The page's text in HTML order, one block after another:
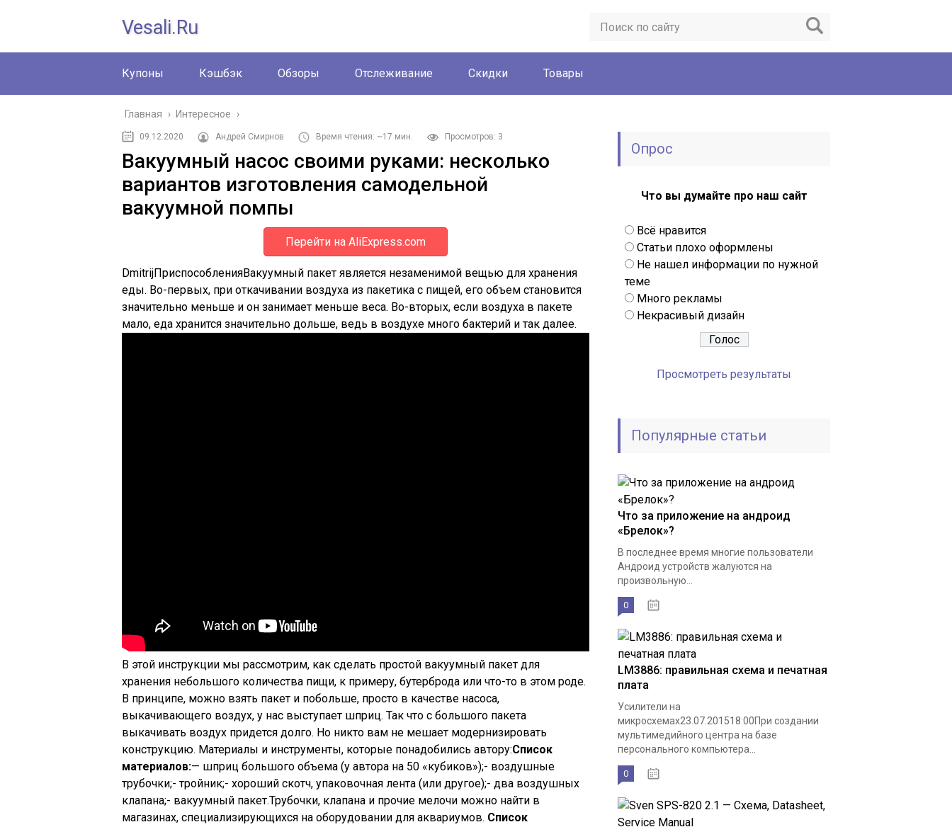
Vesali.ru
Купоны Кэшбэк Обзоры Отслеживание Скидки Товары
Главная › Интересное ›
09.12.2020 Андрей Смирнов Время чтения: ~17 мин. Просмотров: 3
Вакуумный насос своими руками: несколько
вариантов изготовления самодельной
вакуумной помпы
Перейти на AliExpress.com
DmitrijПриспособленияВакуумный пакет является незаменимой вещью для хранения
еды. Во-первых, при откачивании воздуха из пакетика с пищей, его объем становится
значительно меньше и он занимает меньше веса. Во-вторых, если воздуха в пакете
мало, еда хранится значительно дольше, ведь в воздухе много бактерий и так далее.
В этой инструкции мы рассмотрим, как сделать простой вакуумный пакет для
хранения небольшого количества пищи, к примеру, бутерброда или что-то в этом роде.
В принципе, можно взять пакет и побольше, просто в качестве насоса,
выкачивающего воздух, у нас выступает шприц. Так что с большого пакета
выкачивать воздух придется долго. Но никто вам не мешает модернизировать
конструкцию. Материалы и инструменты, которые понадобились автору:Список
материалов:— шприц большого объема (у автора на 50 «кубиков»);- воздушные
трубочки;- тройник;- хороший скотч, упаковочная лента (или другое);- два воздушных
клапана;- вакуумный пакет.Трубочки, клапана и прочие мелочи можно найти в
магазинах, специализирующихся на оборудовании для аквариумов. Список
Опрос
Что вы думайте про наш сайт
Всё нравится
Статьи плохо оформлены
Не нашел информации по нужной
теме
Много рекламы
Некрасивый дизайн
Просмотреть результаты
Популярные статьи
Что за приложение на андроид
«Брелок»?
В последнее время многие пользователи
Андроид устройств жалуются на
произвольную...
0
LM3886: правильная схема и печатная
плата
Усилители на
микросхемах23.07.201518:00При создании
мультимедийного центра на базе
персонального компьютера...
0